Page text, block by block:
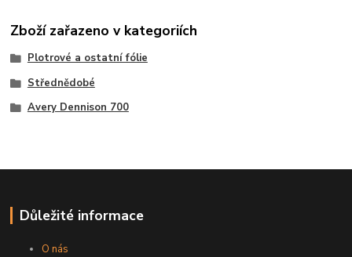
Zboží zařazeno v kategoriích
Plotrové a ostatní fólie
Střednědobé
Avery Dennison 700
Důležité informace
O nás